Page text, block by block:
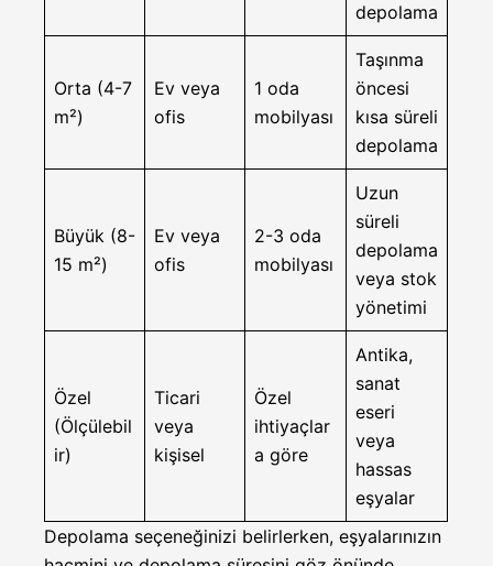
depolama
Orta (4-7
m²)
Ev veya
ofis
1 oda
mobilyası
Taşınma
öncesi
kısa süreli
depolama
Büyük (8-
15 m²)
Ev veya
ofis
2-3 oda
mobilyası
Uzun
süreli
depolama
veya stok
yönetimi
Özel
(Ölçülebil
ir)
Ticari
veya
kişisel
Özel
ihtiyaçlar
a göre
Antika,
sanat
eseri
veya
hassas
eşyalar
Depolama seçeneğinizi belirlerken, eşyalarınızın